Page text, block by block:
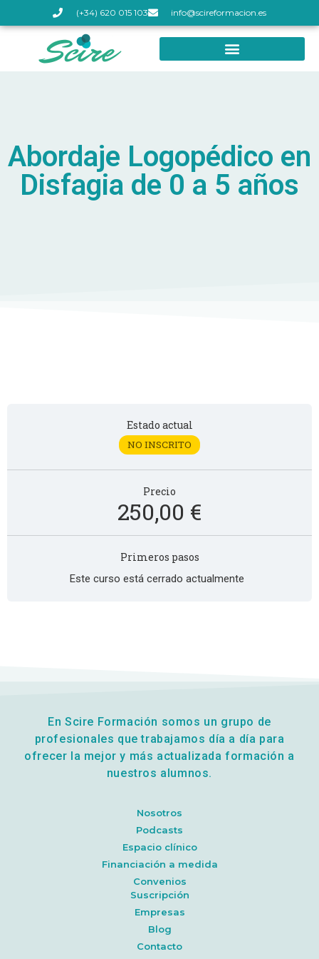
(+34) 620 015 103 info@scireformacion.es
Abordaje Logopédico en
Disfagia de 0 a 5 años
Estado actual
NO INSCRITO
Precio
250,00 €
Primeros pasos
Este curso está cerrado actualmente
En Scire Formación somos un grupo de
profesionales que trabajamos día a día para
ofrecer la mejor y más actualizada formación a
nuestros alumnos.
Nosotros
Podcasts
Espacio clínico
Financiación a medida
Convenios
Suscripción
Empresas
Blog
Contacto